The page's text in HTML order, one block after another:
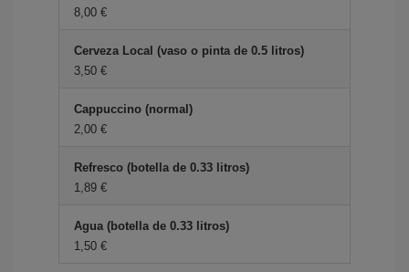
8,00 €
Cerveza Local (vaso o pinta de 0.5 litros)
3,50 €
Cappuccino (normal)
2,00 €
Refresco (botella de 0.33 litros)
1,89 €
Agua (botella de 0.33 litros)
1,50 €